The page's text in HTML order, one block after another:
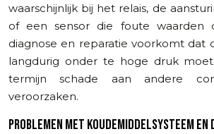
waarschijnlijk bij het relais, de
of een sensor die foute waarden
diagnose en reparatie voorkomt dat
langdurig onder te hoge druk
termijn schade aan andere
veroorzaken.
PROBLEMEN MET KOUDEMIDDELSYSTEEM EN